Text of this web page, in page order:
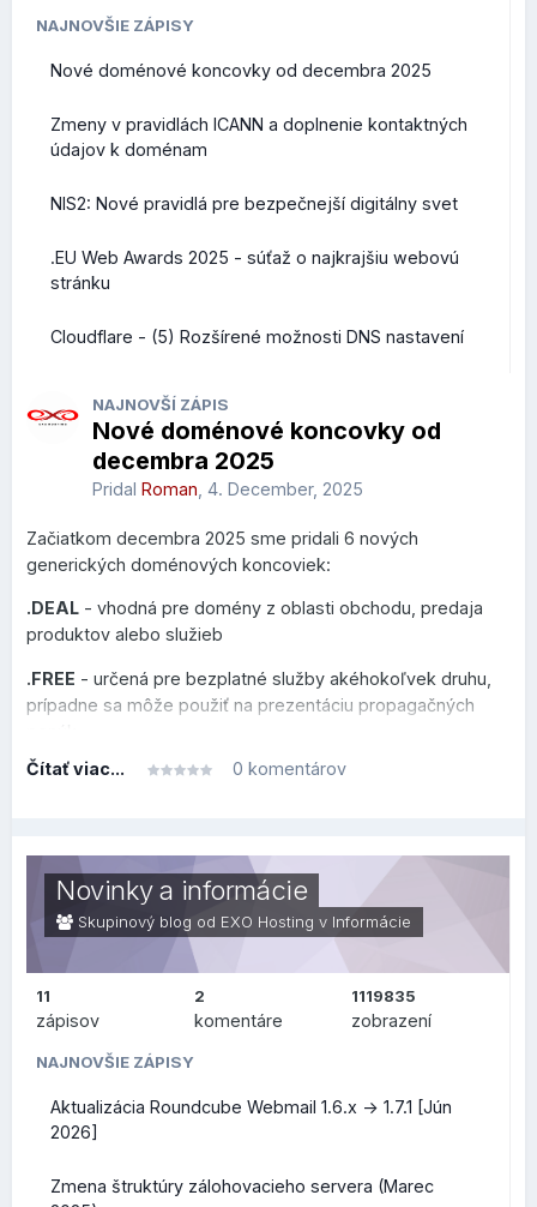
NAJNOVŠIE ZÁPISY
Nové doménové koncovky od decembra 2025
Zmeny v pravidlách ICANN a doplnenie kontaktných
údajov k doménam
NIS2: Nové pravidlá pre bezpečnejší digitálny svet
.EU Web Awards 2025 - súťaž o najkrajšiu webovú
stránku
Cloudflare - (5) Rozšírené možnosti DNS nastavení
NAJNOVŠÍ ZÁPIS
Nové doménové koncovky od
decembra 2025
Pridal Roman 4. December, 2025
Začiatkom decembra 2025 sme pridali 6 nových
generických doménových koncoviek:
.DEAL - vhodná pre domény z oblasti obchodu, predaja
produktov alebo služieb
.FREE - určená pre bezplatné služby akéhokoľvek druhu,
prípadne sa môže použiť na prezentáciu propagačných
.HOT - venovaná novým trendom, hudbe, cestovaniu či
blogy alebo prezentácie vo francúzskom jazyku
.NOW - sila prítomnému okamihu na povzbudenie k
okamžitej akcii
platformy špecializované na turistické miesta alebo
podujatia
cenách, ich prehľad nájdete natejto stránke. Akciové ceny
platia na 1 rok registrácie domény, akcia trvá do 31. januára
Čítať viac... 0 komentárov
Novinky a informácie
Skupinový blog od EXO Hosting v Informácie
11
zápisov
2
komentáre
1119835
zobrazení
NAJNOVŠIE ZÁPISY
Aktualizácia Roundcube Webmail 1.6.x -> 1.7.1 [Jún
2026]
Zmena štruktúry zálohovacieho servera (Marec